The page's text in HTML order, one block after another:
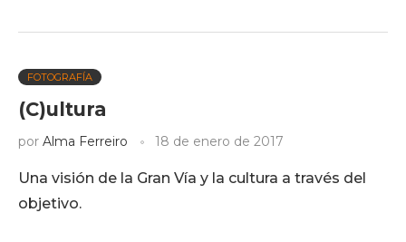
FOTOGRAFÍA
(C)ultura
por Alma Ferreiro 18 de enero de 2017
Una visión de la Gran Vía y la cultura a través del
objetivo.